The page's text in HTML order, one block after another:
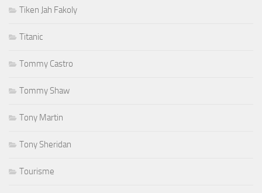
Tiken Jah Fakoly
Titanic
Tommy Castro
Tommy Shaw
Tony Martin
Tony Sheridan
Tourisme